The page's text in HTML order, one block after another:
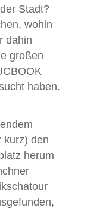
Stadt?
wohin
dahin
großen
haben.
kurz) den
herum